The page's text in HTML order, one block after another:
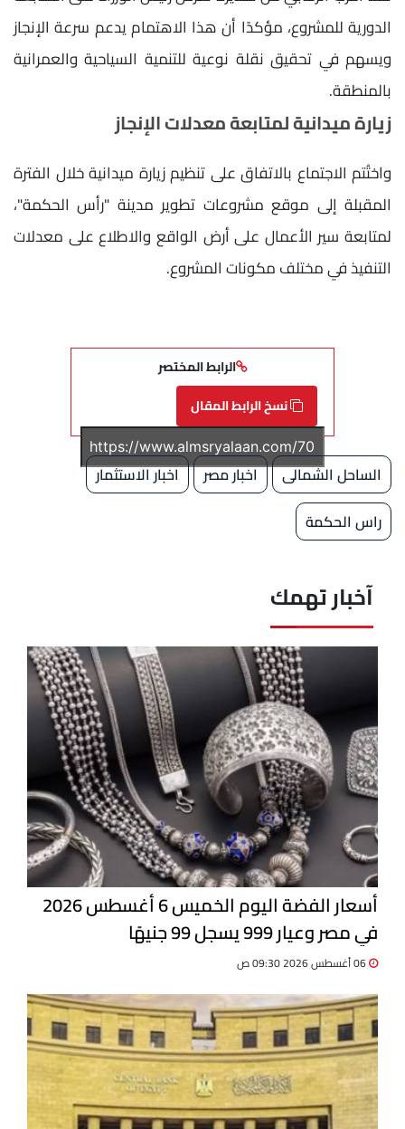
الدورية للمشروع، مؤكدًا أن هذا الاهتمام يدعم سرعة الإنجاز
ويسهم في تحقيق نقلة نوعية للتنمية السياحية والعمرانية
بالمنطقة.
زيارة ميدانية لمتابعة معدلات الإنجاز
واختُتم الاجتماع بالاتفاق على تنظيم زيارة ميدانية خلال الفترة
المقبلة إلى موقع مشروعات تطوير مدينة "رأس الحكمة"،
لمتابعة سير الأعمال على أرض الواقع والاطلاع على معدلات
التنفيذ في مختلف مكونات المشروع.
الرابط المختصر
نسخ الرابط المقال
الساحل الشمالى اخبار مصر
اخبار الاستثمار
راس الحكمة
آخبار تهمك
أسعار الفضة اليوم الخميس 6 أغسطس 2026
في مصر وعيار 999 يسجل 99 جنيهًا